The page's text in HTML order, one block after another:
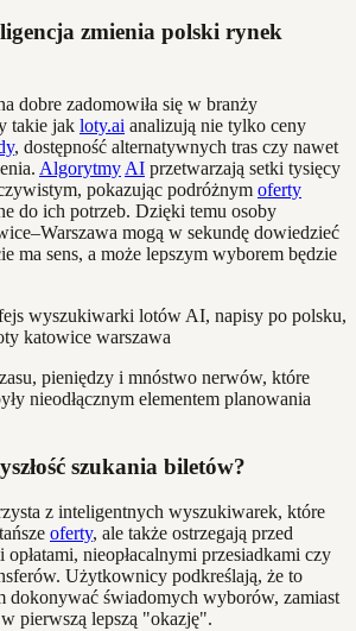
zmienia polski rynek
dobre zadomowiła się w branży
takie jak loty.ai analizują nie tylko ceny
, dostępność alternatywnych tras czy nawet
Algorytmy AI przetwarzają setki tysięcy
pokazując podróżnym oferty
do ich potrzeb. Dzięki temu osoby
mogą w sekundę dowiedzieć
ma sens, a może lepszym wyborem będzie
pieniędzy i mnóstwo nerwów, które
nieodłącznym elementem planowania
szukania biletów?
z inteligentnych wyszukiwarek, które
oferty, ale także ostrzegają przed
nieopłacalnymi przesiadkami czy
Użytkownicy podkreślają, że to
dokonywać świadomych wyborów, zamiast
pierwszą lepszą "okazję".